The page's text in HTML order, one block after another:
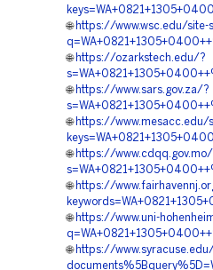
🌐 https://www.wsc.edu/
🌐 https://ozarkstech.edu/?
🌐 https://www.sars.gov.za/?
🌐 https://www.mesacc.edu/
🌐 https://
🌐 https://
🌐 https://www.uni-
🌐 https://